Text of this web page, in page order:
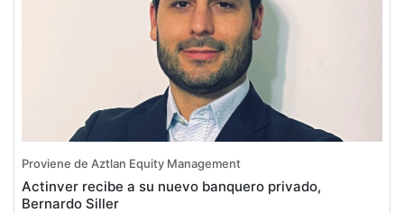
Proviene de Aztlan Equity Management
Actinver recibe a su nuevo banquero privado,
Bernardo Siller